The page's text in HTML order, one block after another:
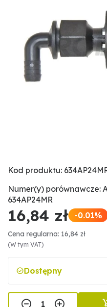
Kod produktu:
Numer(y) porównawcze:
634AP24MR
16,84 zł -0.01%
Cena regularna: 16,84 zł
(W tym VAT)
Dostępny